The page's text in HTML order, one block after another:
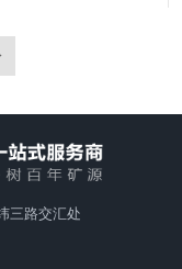
及通讯技术；4.液压
边提控制技术；5.故
全自动控制时) ；7.
调速控制技术、PLC
，CMS智能远程服
起重机由门架、
有起升机构，小车
设备等组成。 根
向的不同，支腿结
A型和U型两种形
三路交汇处